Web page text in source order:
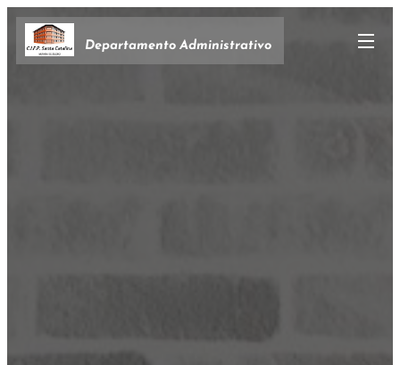
Departamento Administrativo